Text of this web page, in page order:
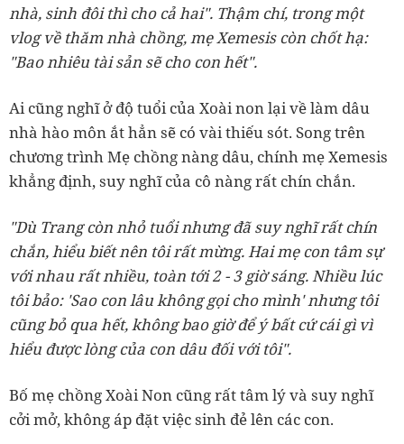
nhà, sinh đôi thì cho cả hai". Thậm chí, trong một
vlog về thăm nhà chồng, mẹ Xemesis còn chốt hạ:
"Bao nhiêu tài sản sẽ cho con hết".
Ai cũng nghĩ ở độ tuổi của Xoài non lại về làm dâu
nhà hào môn ắt hẳn sẽ có vài thiếu sót. Song trên
chương trình Mẹ chồng nàng dâu, chính mẹ Xemesis
khẳng định, suy nghĩ của cô nàng rất chín chắn.
"Dù Trang còn nhỏ tuổi nhưng đã suy nghĩ rất chín
chắn, hiểu biết nên tôi rất mừng. Hai mẹ con tâm sự
với nhau rất nhiều, toàn tới 2 - 3 giờ sáng. Nhiều lúc
tôi bảo: 'Sao con lâu không gọi cho mình' nhưng tôi
cũng bỏ qua hết, không bao giờ để ý bất cứ cái gì vì
hiểu được lòng của con dâu đối với tôi".
Bố mẹ chồng Xoài Non cũng rất tâm lý và suy nghĩ
cởi mở, không áp đặt việc sinh đẻ lên các con.